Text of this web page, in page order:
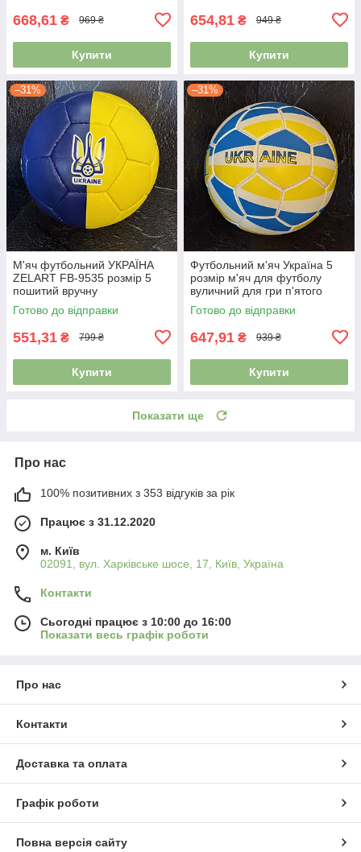
668,61 ₴ 969 ₴
Купити
654,81 ₴ 949 ₴
Купити
–31%
М'яч футбольний УКРАЇНА
ZELART FB-9535 розмір 5
пошитий вручну
Готово до відправки
551,31 ₴ 799 ₴
Купити
–31%
Футбольний м'яч Україна 5
розмір м'яч для футболу
вуличний для гри п'ятого
розміру зшитий FB-0047-784
Готово до відправки
647,91 ₴ 939 ₴
Купити
Показати ще
Про нас
100% позитивних з 353 відгуків за рік
Працює з 31.12.2020
м. Київ
02091, вул. Харківське шосе, 17, Київ, Україна
Контакти
Сьогодні працює з 10:00 до 16:00
Показати весь графік роботи
Про нас
Контакти
Доставка та оплата
Графік роботи
Повна версія сайту